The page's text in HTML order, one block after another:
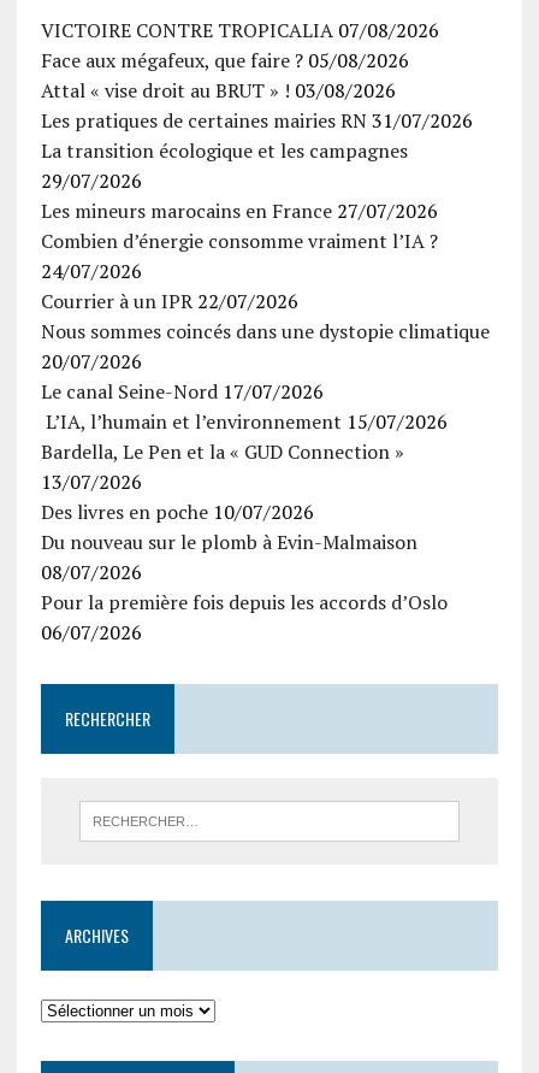
VICTOIRE CONTRE TROPICALIA 07/08/2026
Face aux mégafeux, que faire ? 05/08/2026
Attal « vise droit au BRUT » ! 03/08/2026
Les pratiques de certaines mairies RN 31/07/2026
La transition écologique et les campagnes
29/07/2026
Les mineurs marocains en France 27/07/2026
Combien d’énergie consomme vraiment l’IA ?
24/07/2026
Courrier à un IPR 22/07/2026
Nous sommes coincés dans une dystopie climatique
20/07/2026
Le canal Seine-Nord 17/07/2026
L’IA, l’humain et l’environnement 15/07/2026
Bardella, Le Pen et la « GUD Connection »
13/07/2026
Des livres en poche 10/07/2026
Du nouveau sur le plomb à Evin-Malmaison
08/07/2026
Pour la première fois depuis les accords d’Oslo
06/07/2026
RECHERCHER
ARCHIVES